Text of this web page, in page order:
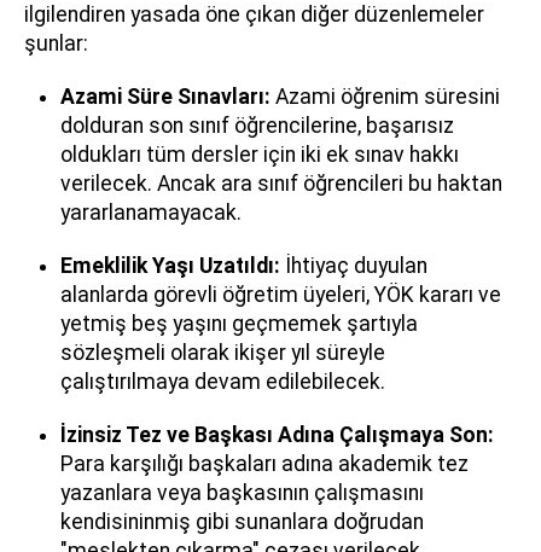
ilgilendiren yasada öne çıkan diğer düzenlemeler
şunlar:
Azami Süre Sınavları: Azami öğrenim süresini
dolduran son sınıf öğrencilerine, başarısız
oldukları tüm dersler için iki ek sınav hakkı
verilecek. Ancak ara sınıf öğrencileri bu haktan
yararlanamayacak.
Emeklilik Yaşı Uzatıldı: İhtiyaç duyulan
alanlarda görevli öğretim üyeleri, YÖK kararı ve
yetmiş beş yaşını geçmemek şartıyla
sözleşmeli olarak ikişer yıl süreyle
çalıştırılmaya devam edilebilecek.
İzinsiz Tez ve Başkası Adına Çalışmaya Son:
Para karşılığı başkaları adına akademik tez
yazanlara veya başkasının çalışmasını
kendisininmiş gibi sunanlara doğrudan